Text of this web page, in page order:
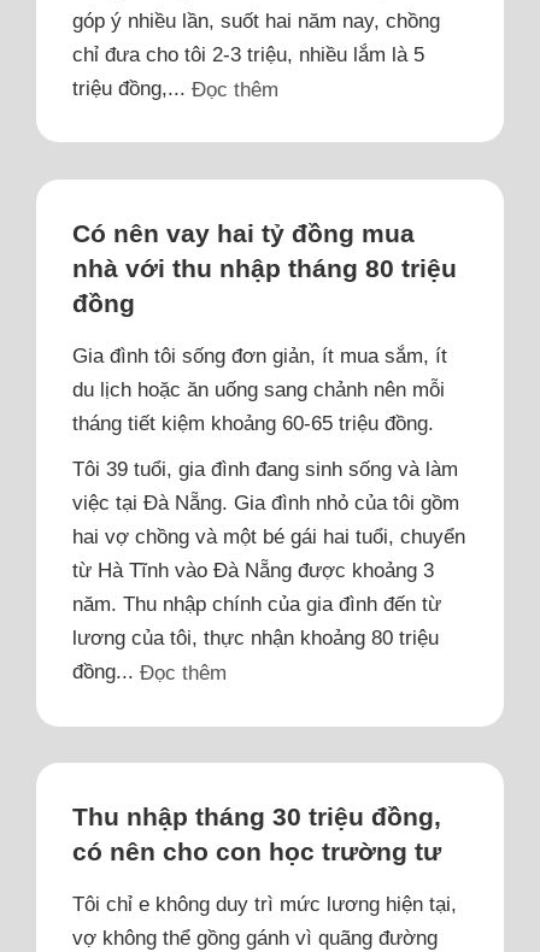
góp ý nhiều lần, suốt hai năm nay, chồng
chỉ đưa cho tôi 2-3 triệu, nhiều lắm là 5
triệu đồng,...Đọc thêm
Có nên vay hai tỷ đồng mua
nhà với thu nhập tháng 80 triệu
đồng
Gia đình tôi sống đơn giản, ít mua sắm, ít
du lịch hoặc ăn uống sang chảnh nên mỗi
tháng tiết kiệm khoảng 60-65 triệu đồng.
Tôi 39 tuổi, gia đình đang sinh sống và làm
việc tại Đà Nẵng. Gia đình nhỏ của tôi gồm
hai vợ chồng và một bé gái hai tuổi, chuyển
từ Hà Tĩnh vào Đà Nẵng được khoảng 3
năm. Thu nhập chính của gia đình đến từ
lương của tôi, thực nhận khoảng 80 triệu
đồng...Đọc thêm
Thu nhập tháng 30 triệu đồng,
có nên cho con học trường tư
Tôi chỉ e không duy trì mức lương hiện tại,
vợ không thể gồng gánh vì quãng đường